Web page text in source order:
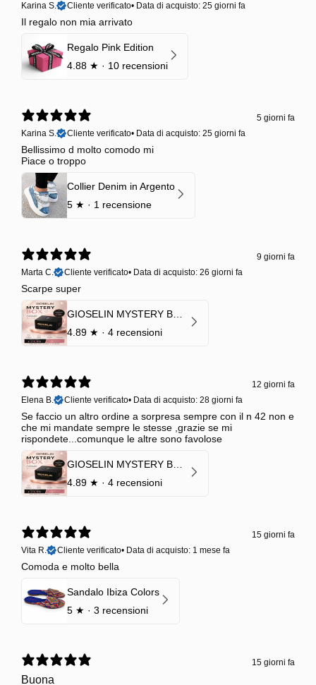
Karina S.
Cliente verificato• Data di acquisto: 25 giorni fa
Il regalo non mia arrivato
Regalo Pink Edition
4.88 ★ · 10 recensioni
5 giorni fa
Karina S.
Cliente verificato• Data di acquisto: 25 giorni fa
Bellissimo d molto comodo mi
Piace o troppo
Collier Denim in Argento
5 ★ · 1 recensione
9 giorni fa
Marta C.
Cliente verificato• Data di acquisto: 26 giorni fa
Scarpe super
GIOSELIN MYSTERY BOX | €24,99 → Valore garantito minimo €70
4.89 ★ · 4 recensioni
12 giorni fa
Elena B.
Cliente verificato• Data di acquisto: 28 giorni fa
Se faccio un altro ordine a sorpresa sempre con il n 42 non e
che mi mandate sempre le stesse ,grazie se mi
rispondete...comunque le altre sono favolose
GIOSELIN MYSTERY BOX | €24,99 → Valore garantito minimo €70
4.89 ★ · 4 recensioni
15 giorni fa
Vita R.
Cliente verificato• Data di acquisto: 1 mese fa
Comoda e molto bella
Sandalo Ibiza Colors
5 ★ · 3 recensioni
15 giorni fa
Buona